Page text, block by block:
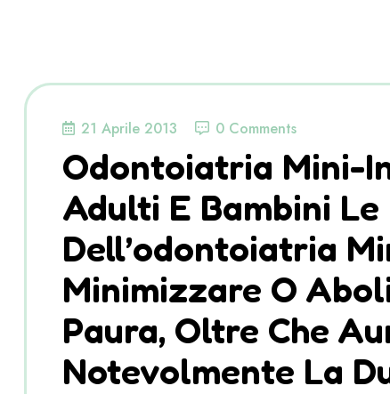
21 Aprile 2013 0 Comments
Odontoiatria Mini-
Adulti E Bambini
Dell’odontoiatria
Minimizzare O
Paura, Oltre Che
Notevolmente La